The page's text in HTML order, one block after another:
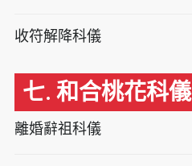
收符解降科儀
七. 和合桃花科儀
離婚辭祖科儀